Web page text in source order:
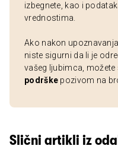
izbegnete, kao i
vrednostima.
Ako nakon
niste sigurni da li je
vašeg ljubimca, možete
podrške pozivom na
Slični artikli iz